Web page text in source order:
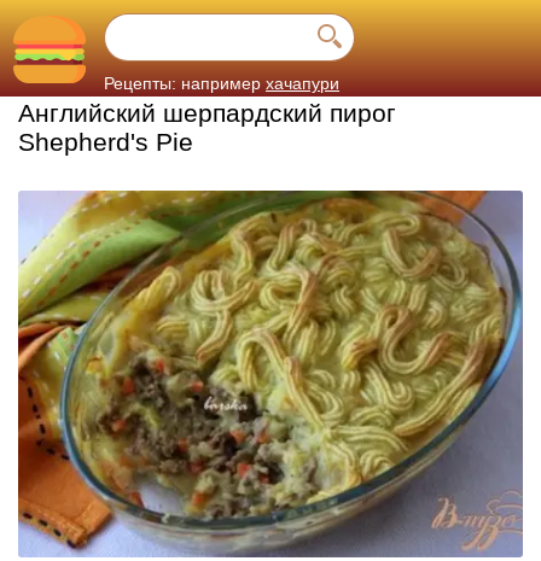
Рецепты: например хачапури
Английский шерпардский пирог
Shepherd's Pie